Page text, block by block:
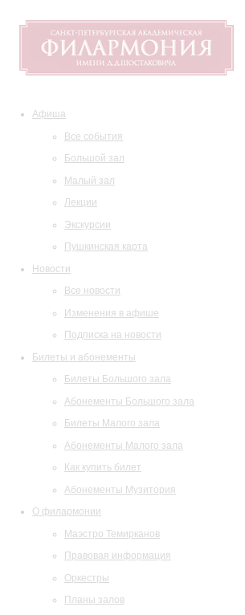
Афиша
Все события
Большой зал
Малый зал
Лекции
Экскурсии
Пушкинская карта
Новости
Все новости
Изменения в афише
Подписка на новости
Билеты и абонементы
Билеты Большого зала
Абонементы Большого зала
Билеты Малого зала
Абонементы Малого зала
Как купить билет
Абонементы Музитория
О филармонии
Маэстро Темирканов
Правовая информация
Оркестры
Планы залов